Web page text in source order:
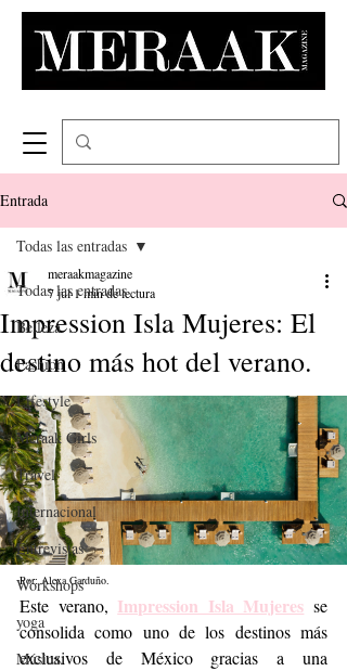
Entrada
Todas las entradas
Belleza
Fashion
Lifestyle
Meraak Girls
Travel
Internacional
Entrevistas
Workshops
yoga
Música.
Todas las entradas
Impression Isla Mujeres: El
destino más hot del verano.
meraakmagazine
7 jul 1 min de lectura
Por: Alexa Garduño.
Este verano, Impression Isla Mujeres se
consolida como uno de los destinos más
exclusivos de México gracias a una